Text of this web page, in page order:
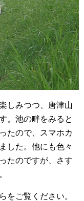
しみつつ、唐津山
。池の畔をみると
たので、スマホカ
した。他にも色々
たのですが、さす
をご覧ください。